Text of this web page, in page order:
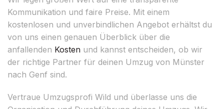
Kommunikation und faire Preise. Mit einem
kostenlosen und unverbindlichen Angebot erhältst du
von uns einen genauen Überblick über die
anfallenden Kosten und kannst entscheiden, ob wir
der richtige Partner für deinen Umzug von Münster
nach Genf sind.
Vertraue Umzugsprofi Wild und überlasse uns die